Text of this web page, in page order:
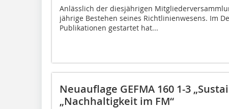
Anlässlich der diesjährigen
jährige Bestehen seines Richtlinienwesens. Im
Publikationen gestartet hat...
Neuauflage GEFMA 160 1-3
„Nachhaltigkeit im FM“